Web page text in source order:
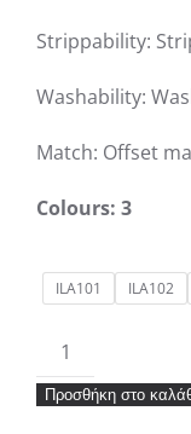
Strippability:
Washability:
Match: Offset
Colours: 3
ILA101 ILA102
Ταπετσαρία
Khroma
Aquila
Προσθήκη στο